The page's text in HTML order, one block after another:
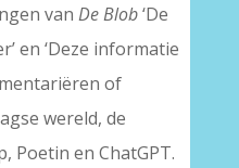
van De Blob‘De
en ‘Deze informatie
of
wereld, de
Poetin en ChatGPT.